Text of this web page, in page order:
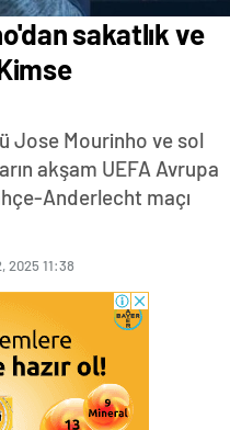
sakatlık ve
Jose Mourinho ve sol
akşam UEFA Avrupa
Anderlecht maçı
2025 11:38